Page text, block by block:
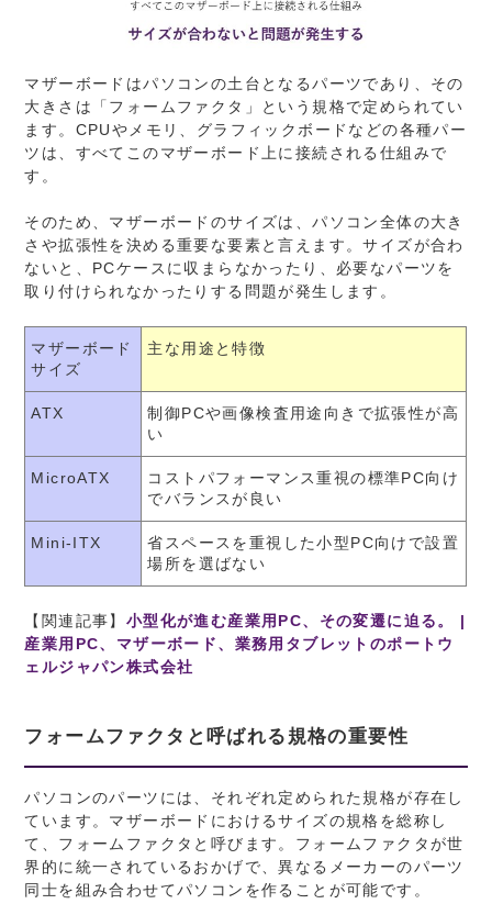
マザーボードはパソコンの土台となるパーツであり、その
大きさは「フォームファクタ」という規格で定められてい
ます。CPUやメモリ、グラフィックボードなどの各種パー
ツは、すべてこのマザーボード上に接続される仕組みで
す。
そのため、マザーボードのサイズは、パソコン全体の大き
さや拡張性を決める重要な要素と言えます。サイズが合わ
ないと、PCケースに収まらなかったり、必要なパーツを
取り付けられなかったりする問題が発生します。
マザーボード
サイズ
主な用途と特徴
ATX
制御PCや画像検査用途向きで拡張性が高
い
MicroATX
コストパフォーマンス重視の標準PC向け
でバランスが良い
Mini-ITX
省スペースを重視した小型PC向けで設置
場所を選ばない
【関連記事】 小型化が進む産業用PC、その変遷に迫る。 |
産業用PC、マザーボード、業務用タブレットのポートウ
ェルジャパン株式会社
フォームファクタと呼ばれる規格の重要性
パソコンのパーツには、それぞれ定められた規格が存在し
ています。マザーボードにおけるサイズの規格を総称し
て、フォームファクタと呼びます。フォームファクタが世
界的に統一されているおかげで、異なるメーカーのパーツ
同士を組み合わせてパソコンを作ることが可能です。